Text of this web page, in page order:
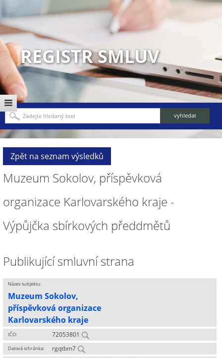
REGISTR SMLUV
Zpět na seznam výsledků
Muzeum Sokolov, příspěvková
organizace Karlovarského kraje -
Výpůjčka sbírkových předdmětů
Publikující smluvní strana
Název subjektu:
Muzeum Sokolov,
příspěvková organizace
Karlovarského kraje
IČO: 72053801
Datová schránka: rgqtbm7